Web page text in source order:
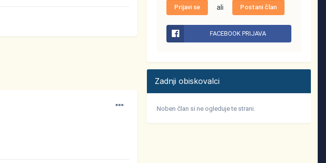
Prijavi se ali Postani član
FACEBOOK PRIJAVA
Zadnji obiskovalci
Noben član si ne ogleduje te strani.